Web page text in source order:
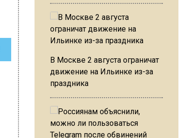
В Москве 2 августа ограничат
движение на Ильинке из-за
праздника